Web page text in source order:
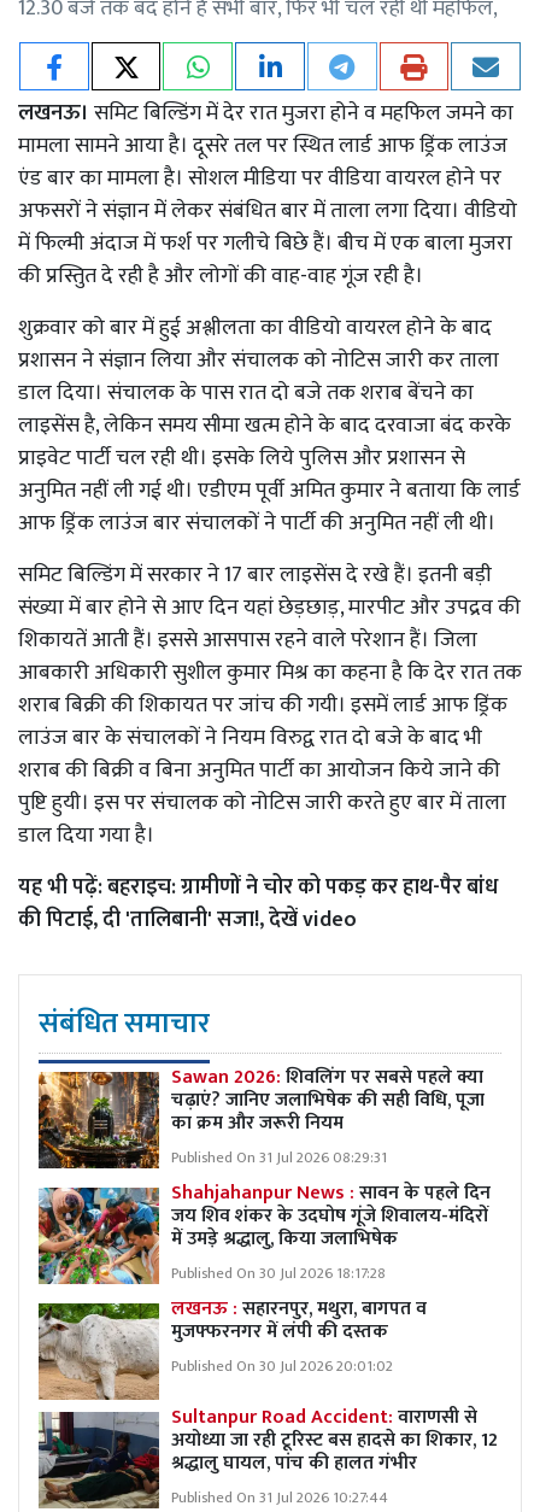
12.30 बजे तक बंद होने हैं सभी बार, फिर भी चल रही थी महफिल,
लखनऊ। समिट बिल्डिंग में देर रात मुजरा होने व महफिल जमने का
मामला सामने आया है। दूसरे तल पर स्थित लार्ड आफ ड्रिंक लाउंज
एंड बार का मामला है। सोशल मीडिया पर वीडिया वायरल होने पर
अफसरों ने संज्ञान में लेकर संबंधित बार में ताला लगा दिया। वीडियो
में फिल्मी अंदाज में फर्श पर गलीचे बिछे हैं। बीच में एक बाला मुजरा
की प्रस्तुित दे रही है और लोगों की वाह-वाह गूंज रही है।
शुक्रवार को बार में हुई अश्लीलता का वीडियो वायरल होने के बाद
प्रशासन ने संज्ञान लिया और संचालक को नोटिस जारी कर ताला
डाल दिया। संचालक के पास रात दो बजे तक शराब बेंचने का
लाइसेंस है, लेकिन समय सीमा खत्म होने के बाद दरवाजा बंद करके
प्राइवेट पार्टी चल रही थी। इसके लिये पुलिस और प्रशासन से
अनुमित नहीं ली गई थी। एडीएम पूर्वी अमित कुमार ने बताया कि लार्ड
आफ ड्रिंक लाउंज बार संचालकों ने पार्टी की अनुमित नहीं ली थी।
समिट बिल्डिंग में सरकार ने 17 बार लाइसेंस दे रखे हैं। इतनी बड़ी
संख्या में बार होने से आए दिन यहां छेड़छाड़, मारपीट और उपद्रव की
शिकायतें आती हैं। इससे आसपास रहने वाले परेशान हैं। जिला
आबकारी अधिकारी सुशील कुमार मिश्र का कहना है कि देर रात तक
शराब बिक्री की शिकायत पर जांच की गयी। इसमें लार्ड आफ ड्रिंक
लाउंज बार के संचालकों ने नियम विरुद्व रात दो बजे के बाद भी
शराब की बिक्री व बिना अनुमित पार्टी का आयोजन किये जाने की
पुष्टि हुयी। इस पर संचालक को नोटिस जारी करते हुए बार में ताला
डाल दिया गया है।
यह भी पढ़ें:बहराइच: ग्रामीणों ने चोर को पकड़ कर हाथ-पैर बांध
की पिटाई, दी 'तालिबानी' सजा!, देखें video
संबंधित समाचार
Sawan 2026:शिवलिंग पर सबसे पहले क्या
चढ़ाएं? जानिए जलाभिषेक की सही विधि, पूजा
का क्रम और जरूरी नियम
Published On 31 Jul 2026 08:29:31
Shahjahanpur News :सावन के पहले दिन
जय शिव शंकर के उदघोष गूंजे शिवालय-मंदिरों
में उमड़े श्रद्धालु, किया जलाभिषेक
Published On 30 Jul 2026 18:17:28
लखनऊ :सहारनपुर, मथुरा, बागपत व
मुजफ्फरनगर में लंपी की दस्तक
Published On 30 Jul 2026 20:01:02
Sultanpur Road Accident:वाराणसी से
अयोध्या जा रही टूरिस्ट बस हादसे का शिकार, 12
श्रद्धालु घायल, पांच की हालत गंभीर
Published On 31 Jul 2026 10:27:44